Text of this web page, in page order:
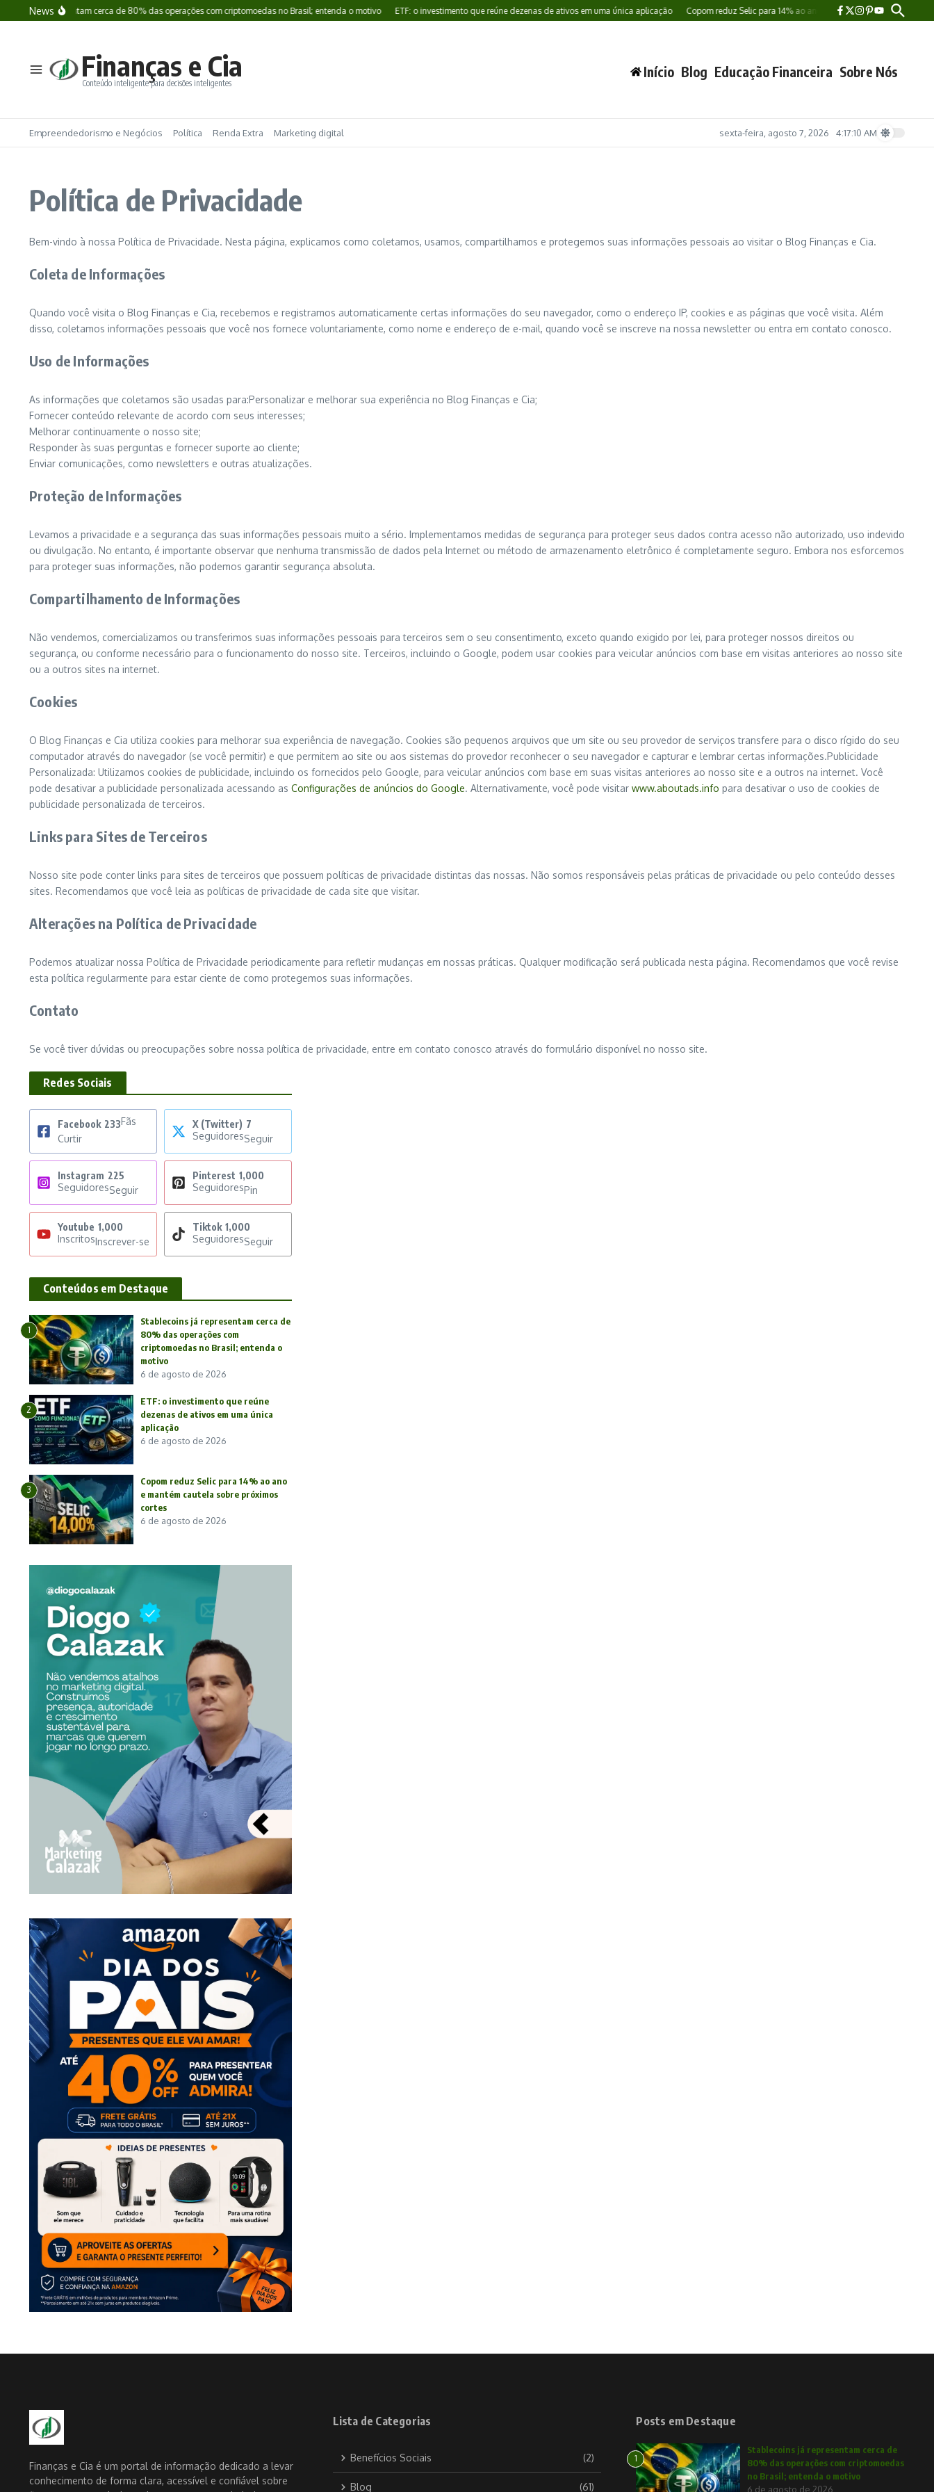
Ir para o conteúdo
News
já representam cerca de 80% das operações com criptomoedas no Brasil; entenda o motivo ETF: o investimento que reúne dezenas de ativos em uma única aplicação Copom reduz Selic para 14% ao ano e mantém cautela sobre próximos
Finanças e Cia
Conteúdo inteligente para decisões inteligentes
Início Blog Educação Financeira Sobre Nós
Empreendedorismo e Negócios Política Renda Extra Marketing digital sexta-feira, agosto 7, 2026 4:17:11 AM
Política de Privacidade
Bem-vindo à nossa Política de Privacidade. Nesta página, explicamos como coletamos, usamos, compartilhamos e protegemos suas informações pessoais ao visitar o Blog Finanças e Cia.
Coleta de Informações
Quando você visita o Blog Finanças e Cia, recebemos e registramos automaticamente certas informações do seu navegador, como o endereço IP, cookies e as páginas que você visita. Além
disso, coletamos informações pessoais que você nos fornece voluntariamente, como nome e endereço de e-mail, quando você se inscreve na nossa newsletter ou entra em contato conosco.
Uso de Informações
As informações que coletamos são usadas para:Personalizar e melhorar sua experiência no Blog Finanças e Cia;
Fornecer conteúdo relevante de acordo com seus interesses;
Melhorar continuamente o nosso site;
Responder às suas perguntas e fornecer suporte ao cliente;
Enviar comunicações, como newsletters e outras atualizações.
Proteção de Informações
Levamos a privacidade e a segurança das suas informações pessoais muito a sério. Implementamos medidas de segurança para proteger seus dados contra acesso não autorizado, uso indevido
ou divulgação. No entanto, é importante observar que nenhuma transmissão de dados pela Internet ou método de armazenamento eletrônico é completamente seguro. Embora nos esforcemos
para proteger suas informações, não podemos garantir segurança absoluta.
Compartilhamento de Informações
Não vendemos, comercializamos ou transferimos suas informações pessoais para terceiros sem o seu consentimento, exceto quando exigido por lei, para proteger nossos direitos ou
segurança, ou conforme necessário para o funcionamento do nosso site. Terceiros, incluindo o Google, podem usar cookies para veicular anúncios com base em visitas anteriores ao nosso site
ou a outros sites na internet.
Cookies
O Blog Finanças e Cia utiliza cookies para melhorar sua experiência de navegação. Cookies são pequenos arquivos que um site ou seu provedor de serviços transfere para o disco rígido do seu
computador através do navegador (se você permitir) e que permitem ao site ou aos sistemas do provedor reconhecer o seu navegador e capturar e lembrar certas informações.Publicidade
Personalizada: Utilizamos cookies de publicidade, incluindo os fornecidos pelo Google, para veicular anúncios com base em suas visitas anteriores ao nosso site e a outros na internet. Você
pode desativar a publicidade personalizada acessando as Configurações de anúncios do Google. Alternativamente, você pode visitar www.aboutads.info para desativar o uso de cookies de
publicidade personalizada de terceiros.
Links para Sites de Terceiros
Nosso site pode conter links para sites de terceiros que possuem políticas de privacidade distintas das nossas. Não somos responsáveis pelas práticas de privacidade ou pelo conteúdo desses
sites. Recomendamos que você leia as políticas de privacidade de cada site que visitar.
Alterações na Política de Privacidade
Podemos atualizar nossa Política de Privacidade periodicamente para refletir mudanças em nossas práticas. Qualquer modificação será publicada nesta página. Recomendamos que você revise
esta política regularmente para estar ciente de como protegemos suas informações.
Contato
Se você tiver dúvidas ou preocupações sobre nossa política de privacidade, entre em contato conosco através do formulário disponível no nosso site.
Redes Sociais
Facebook 233Fãs
Curtir
X (Twitter) 7
SeguidoresSeguir
Instagram 225
SeguidoresSeguir
Pinterest 1,000
SeguidoresPin
Youtube 1,000
InscritosInscrever-se
Tiktok 1,000
SeguidoresSeguir
Conteúdos em Destaque
1
Stablecoins já representam cerca de
80% das operações com
criptomoedas no Brasil; entenda o
motivo
6 de agosto de 2026
2
ETF: o investimento que reúne
dezenas de ativos em uma única
aplicação
6 de agosto de 2026
3
Copom reduz Selic para 14% ao ano
e mantém cautela sobre próximos
cortes
6 de agosto de 2026
Finanças e Cia é um portal de informação dedicado a levar
conhecimento de forma clara, acessível e confiável sobre
Lista de Categorias
Benefícios Sociais (2)
Blog (61)
Posts em Destaque
1
Stablecoins já representam cerca de
80% das operações com criptomoedas
no Brasil; entenda o motivo
6 de agosto de 2026